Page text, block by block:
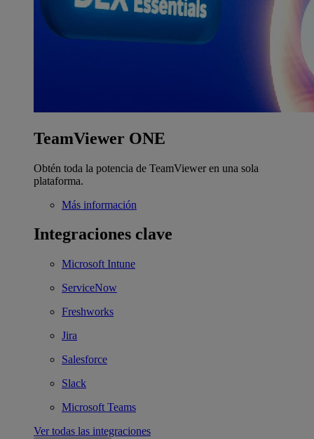
TeamViewer ONE
Obtén toda la potencia de TeamViewer en una sola
plataforma.
Más información
Integraciones clave
Microsoft Intune
ServiceNow
Freshworks
Jira
Salesforce
Slack
Microsoft Teams
Ver todas las integraciones